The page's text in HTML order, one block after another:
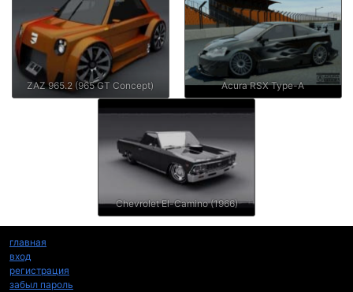
ZAZ 965.2 (965 GT Concept) Acura RSX Type-A
Chevrolet El-Camino (1966)
главная
вход
регистрация
забыл пароль